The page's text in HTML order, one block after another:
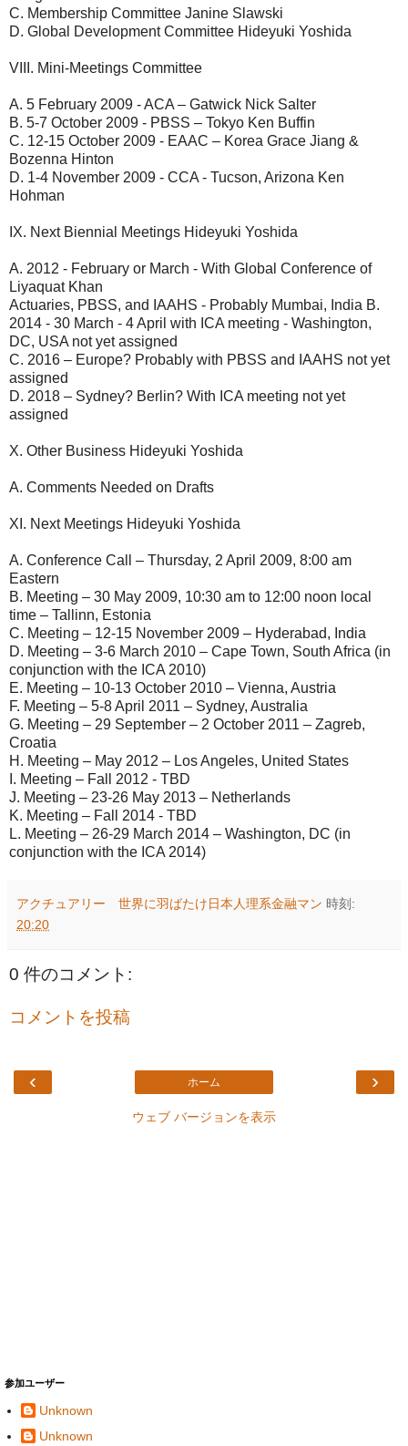
C. Membership Committee Janine Slawski
D. Global Development Committee Hideyuki Yoshida
VIII. Mini-Meetings Committee
A. 5 February 2009 - ACA – Gatwick Nick Salter
B. 5-7 October 2009 - PBSS – Tokyo Ken Buffin
C. 12-15 October 2009 - EAAC – Korea Grace Jiang &
Bozenna Hinton
D. 1-4 November 2009 - CCA - Tucson, Arizona Ken
Hohman
IX. Next Biennial Meetings Hideyuki Yoshida
A. 2012 - February or March - With Global Conference of
Liyaquat Khan
Actuaries, PBSS, and IAAHS - Probably Mumbai, India B.
2014 - 30 March - 4 April with ICA meeting - Washington,
DC, USA not yet assigned
C. 2016 – Europe? Probably with PBSS and IAAHS not yet
assigned
D. 2018 – Sydney? Berlin? With ICA meeting not yet
assigned
X. Other Business Hideyuki Yoshida
A. Comments Needed on Drafts
XI. Next Meetings Hideyuki Yoshida
A. Conference Call – Thursday, 2 April 2009, 8:00 am
Eastern
B. Meeting – 30 May 2009, 10:30 am to 12:00 noon local
time – Tallinn, Estonia
C. Meeting – 12-15 November 2009 – Hyderabad, India
D. Meeting – 3-6 March 2010 – Cape Town, South Africa (in
conjunction with the ICA 2010)
E. Meeting – 10-13 October 2010 – Vienna, Austria
F. Meeting – 5-8 April 2011 – Sydney, Australia
G. Meeting – 29 September – 2 October 2011 – Zagreb,
Croatia
H. Meeting – May 2012 – Los Angeles, United States
I. Meeting – Fall 2012 - TBD
J. Meeting – 23-26 May 2013 – Netherlands
K. Meeting – Fall 2014 - TBD
L. Meeting – 26-29 March 2014 – Washington, DC (in
conjunction with the ICA 2014)
アクチュアリー 世界に羽ばたけ日本人理系金融マン 時刻:
20:20
0 件のコメント:
コメントを投稿
‹ ›
ホーム
ウェブ バージョンを表示
参加ユーザー
Unknown
Unknown